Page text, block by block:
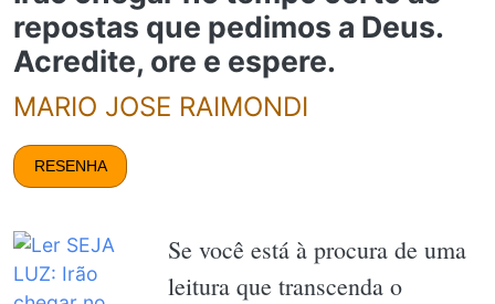
repostas que pedimos a Deus.
Acredite, ore e espere.
MARIO JOSE RAIMONDI
RESENHA
Se você está à procura de uma
leitura que transcenda o